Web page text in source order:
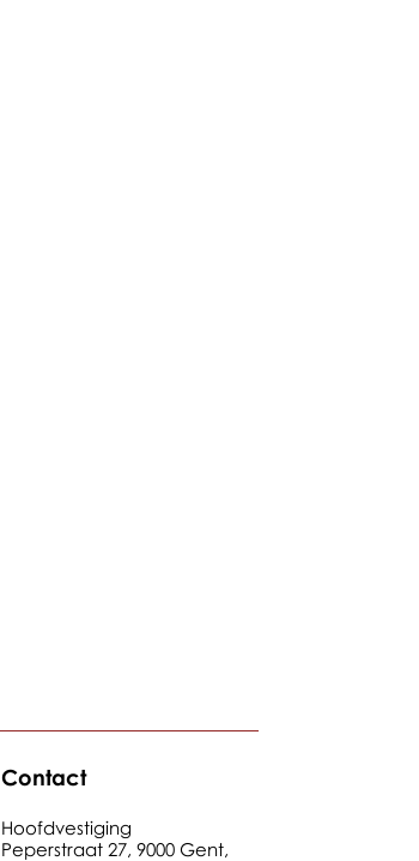
Contact
Hoofdvestiging
Peperstraat 27, 9000 Gent,